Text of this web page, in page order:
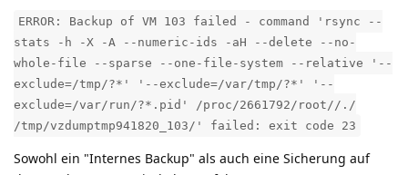
ERROR: Backup of VM 103 failed - command 'rsync --
stats -h -X -A --numeric-ids -aH --delete --no-
whole-file --sparse --one-file-system --relative '--
exclude=/tmp/?*' '--exclude=/var/tmp/?*' '--
exclude=/var/run/?*.pid' /proc/2661792/root//./
/tmp/vzdumptmp941820_103/' failed: exit code 23
Sowohl ein "Internes Backup" als auch eine Sicherung auf